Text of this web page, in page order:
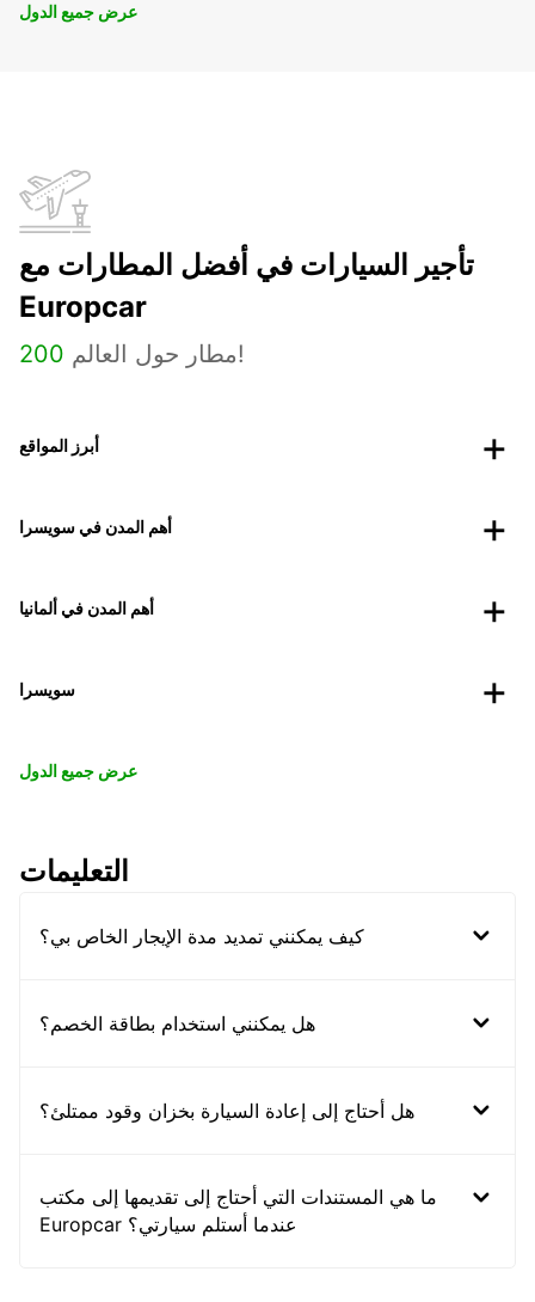
عرض جميع الدول
تأجير السيارات في أفضل المطارات مع
Europcar
200 مطار حول العالم!
أبرز المواقع
أهم المدن في سويسرا
أهم المدن في ألمانيا
سويسرا
عرض جميع الدول
التعليمات
كيف يمكنني تمديد مدة الإيجار الخاص بي؟
هل يمكنني استخدام بطاقة الخصم؟
هل أحتاج إلى إعادة السيارة بخزان وقود ممتلئ؟
ما هي المستندات التي أحتاج إلى تقديمها إلى مكتب
Europcar عندما أستلم سيارتي؟